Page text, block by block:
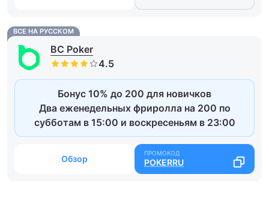
ВСЕ НА РУССКОМ
BC Poker
Бонус 10% до 200 для новичков
Два еженедельных фриролла на 200 по
субботам в 15:00 и воскресеньям в 23:00
Обзор POKERRU